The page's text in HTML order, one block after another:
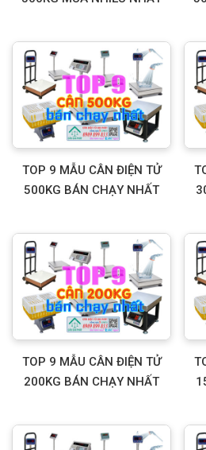
TOP 9 MẪU CÂN ĐIỆN TỬ
500KG BÁN CHẠY NHẤT
TOP 9 MẪU CÂN ĐIỆN TỬ
200KG BÁN CHẠY NHẤT